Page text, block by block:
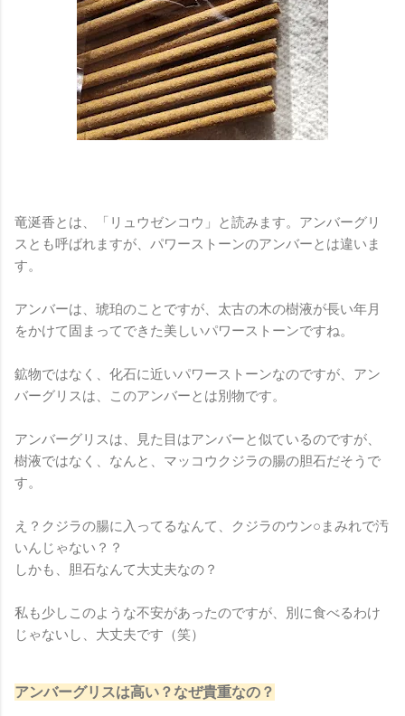
竜涎香とは、「リュウゼンコウ」と読みます。アンバーグリ
スとも呼ばれますが、パワーストーンのアンバーとは違いま
す。
アンバーは、琥珀のことですが、太古の木の樹液が長い年月
をかけて固まってできた美しいパワーストーンですね。
鉱物ではなく、化石に近いパワーストーンなのですが、アン
バーグリスは、このアンバーとは別物です。
アンバーグリスは、見た目はアンバーと似ているのですが、
樹液ではなく、なんと、マッコウクジラの腸の胆石だそうで
す。
え？クジラの腸に入ってるなんて、クジラのウン○まみれで汚
いんじゃない？？
しかも、胆石なんて大丈夫なの？
私も少しこのような不安があったのですが、別に食べるわけ
じゃないし、大丈夫です（笑）
アンバーグリスは高い？なぜ貴重なの？